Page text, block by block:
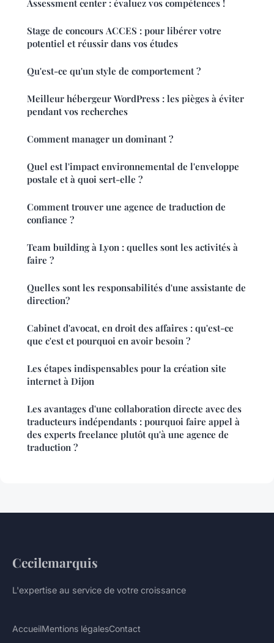
Assessment center : évaluez vos compétences !
Stage de concours ACCES : pour libérer votre
potentiel et réussir dans vos études
Qu'est-ce qu'un style de comportement ?
Meilleur hébergeur WordPress : les pièges à éviter
pendant vos recherches
Comment manager un dominant ?
Quel est l'impact environnemental de l'enveloppe
postale et à quoi sert-elle ?
Comment trouver une agence de traduction de
confiance ?
Team building à Lyon : quelles sont les activités à
faire ?
Quelles sont les responsabilités d'une assistante de
direction?
Cabinet d'avocat, en droit des affaires : qu'est-ce
que c'est et pourquoi en avoir besoin ?
Les étapes indispensables pour la création site
internet à Dijon
Les avantages d'une collaboration directe avec des
traducteurs indépendants : pourquoi faire appel à
des experts freelance plutôt qu'à une agence de
traduction ?
Cecilemarquis
L'expertise au service de votre croissance
AccueilMentions légalesContact